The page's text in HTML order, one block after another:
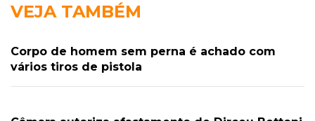
VEJA TAMBÉM
Corpo de homem sem perna é achado com
vários tiros de pistola